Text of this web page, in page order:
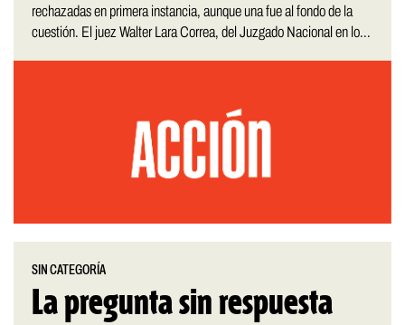
rechazadas en primera instancia, aunque una fue al fondo de la
cuestión. El juez Walter Lara Correa, del Juzgado Nacional en lo...
SIN CATEGORÍA
La pregunta sin respuesta